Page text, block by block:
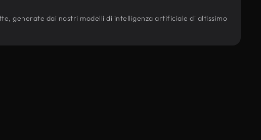
generate dai nostri modelli di intelligenza artificiale di altissimo